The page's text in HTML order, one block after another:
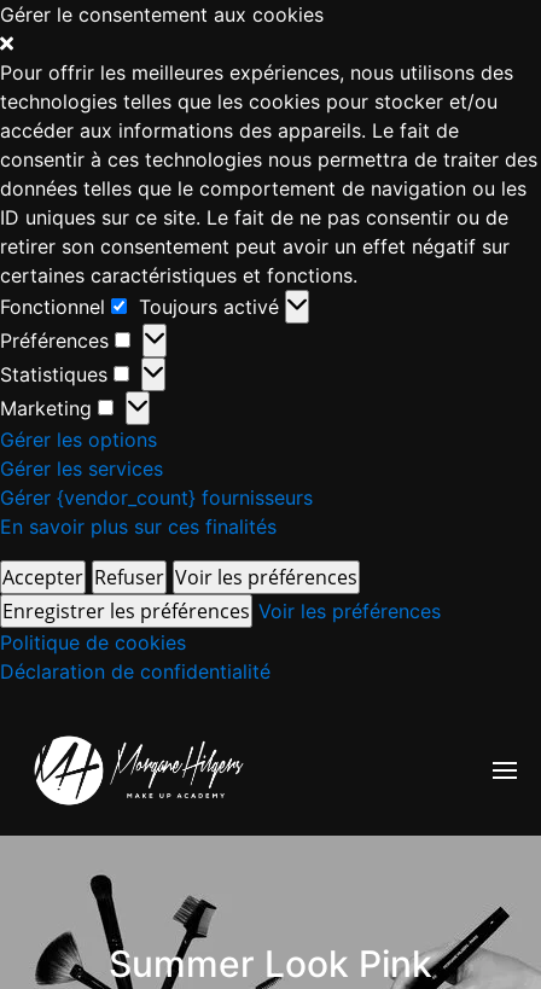
Gérer le consentement aux cookies
Pour offrir les meilleures expériences, nous utilisons des
technologies telles que les cookies pour stocker et/ou
accéder aux informations des appareils. Le fait de
consentir à ces technologies nous permettra de traiter des
données telles que le comportement de navigation ou les
ID uniques sur ce site. Le fait de ne pas consentir ou de
retirer son consentement peut avoir un effet négatif sur
certaines caractéristiques et fonctions.
Fonctionnel
Toujours activé
Préférences
Statistiques
Marketing
Gérer les options
Gérer les services
Gérer {vendor_count} fournisseurs
En savoir plus sur ces finalités
Accepter Refuser Voir les préférences
Enregistrer les préférences Voir les préférences
Politique de cookies
Déclaration de confidentialité
Summer Look Pink